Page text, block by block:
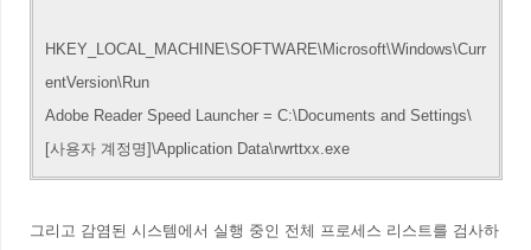
HKEY_LOCAL_MACHINE\SOFTWARE\Microsoft\Windows\Curr
entVersion\Run
Adobe Reader Speed Launcher = C:\Documents and Settings\
[사용자 계정명]\Application Data\rwrttxx.exe
그리고 감염된 시스템에서 실행 중인 전체 프로세스 리스트를 검사하